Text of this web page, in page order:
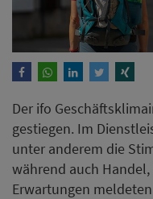
Der ifo
gestiegen. Im
unter anderem die
während auch
Erwartungen